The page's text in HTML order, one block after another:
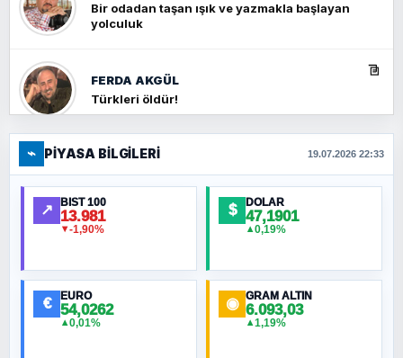
Bir odadan taşan ışık ve yazmakla başlayan
yolculuk
FERDA AKGÜL
Türkleri öldür!
FERHAT BÜYÜKKALKAN
Ankara Zirvesi: NATO Toplantısı mı, Yeni
Ortadoğu Haritasının Provası mı?
MURAT ÖZKAN
⌁ PIYASA BILGILERI 19.07.2026 22:33
↗ BIST 100
13.981
▼-1,90%
$ DOLAR
47,1901
▲0,19%
€ EURO
54,0262
▲0,01%
◉ GRAM ALTIN
6.093,03
▲1,19%